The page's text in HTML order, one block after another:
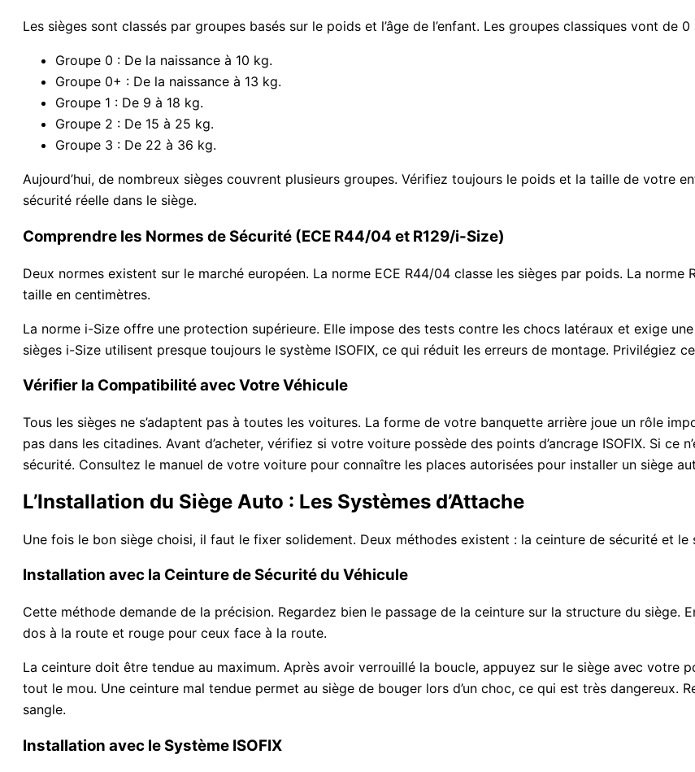
Les sièges sont classés par groupes basés sur le poids et l’âge de l’enfant. Les groupes classiques vont de 0
Groupe 0 : De la naissance à 10 kg.
Groupe 0+ : De la naissance à 13 kg.
Groupe 1 : De 9 à 18 kg.
Groupe 2 : De 15 à 25 kg.
Groupe 3 : De 22 à 36 kg.
Aujourd’hui, de nombreux sièges couvrent plusieurs groupes. Vérifiez toujours le poids et la taille de votre
sécurité réelle dans le siège.
Comprendre les Normes de Sécurité (ECE R44/04 et R129/i-Size)
Deux normes existent sur le marché européen. La norme ECE R44/04 classe les sièges par poids. La norme
taille en centimètres.
La norme i-Size offre une protection supérieure. Elle impose des tests contre les chocs latéraux et exige
sièges i-Size utilisent presque toujours le système ISOFIX, ce qui réduit les erreurs de montage. Privilégiez
Vérifier la Compatibilité avec Votre Véhicule
Tous les sièges ne s’adaptent pas à toutes les voitures. La forme de votre banquette arrière joue un rôle
pas dans les citadines. Avant d’acheter, vérifiez si votre voiture possède des points d’ancrage ISOFIX. Si ce
sécurité. Consultez le manuel de votre voiture pour connaître les places autorisées pour installer un siège
L’Installation du Siège Auto : Les Systèmes d’Attache
Une fois le bon siège choisi, il faut le fixer solidement. Deux méthodes existent : la ceinture de sécurité et le
Installation avec la Ceinture de Sécurité du Véhicule
Cette méthode demande de la précision. Regardez bien le passage de la ceinture sur la structure du siège.
dos à la route et rouge pour ceux face à la route.
La ceinture doit être tendue au maximum. Après avoir verrouillé la boucle, appuyez sur le siège avec votre
tout le mou. Une ceinture mal tendue permet au siège de bouger lors d’un choc, ce qui est très dangereux.
sangle.
Installation avec le Système ISOFIX